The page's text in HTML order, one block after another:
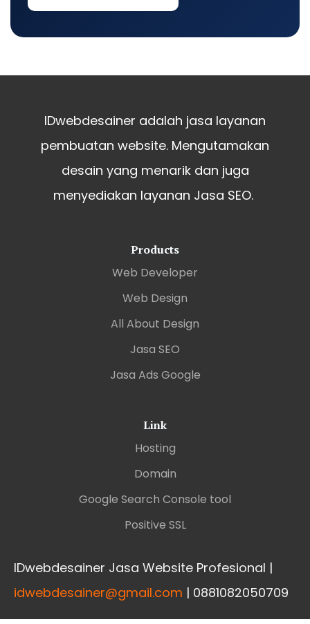
IDwebdesainer adalah jasa layanan
pembuatan website. Mengutamakan
desain yang menarik dan juga
menyediakan layanan Jasa SEO.
Products
Web Developer
Web Design
All About Design
Jasa SEO
Jasa Ads Google
Link
Hosting
Domain
Google Search Console tool
Positive SSL
IDwebdesainer Jasa Website Profesional |
idwebdesainer@gmail.com | 0881082050709